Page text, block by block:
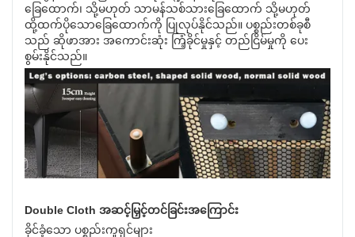
ခြေထောက်၊ သို့မဟုတ် သာမန်သစ်သားခြေထောက် သို့မဟုတ်
ထို့ထက်ပိုသောခြေထောက်ကို ပြုလုပ်နိုင်သည်။ ပစ္စည်းတစ်ခုစီ
သည် ဆိုဖာအား အကောင်းဆုံး ကြံ့ခိုင်မှုနှင့် တည်ငြိမ်မှုကို ပေး
စွမ်းနိုင်သည်။
Double Cloth အဆင့်မြှင့်တင်ခြင်းအကြောင်း
ခိုင်ခံ့သော ပစ္စည်းကူရှင်များ